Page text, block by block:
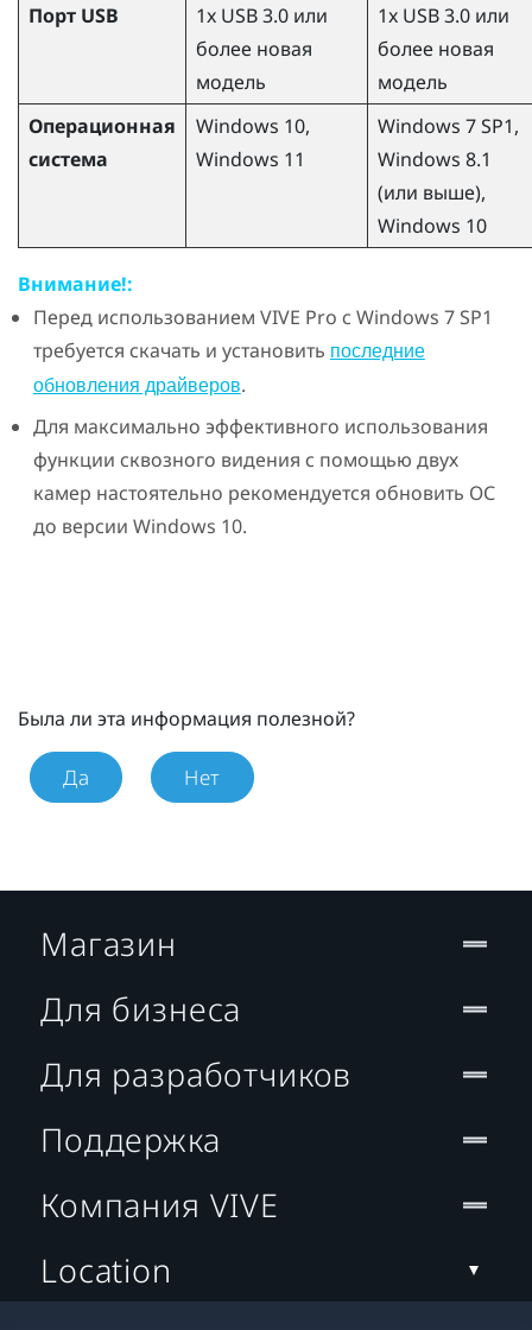
Порт USB
1x USB 3.0 или
более новая
модель
1x USB 3.0 или
более новая
модель
Операционная
система
Windows 10,
Windows 11
Windows 7 SP1,
Windows 8.1
(или выше),
Windows 10
Внимание!:
Перед использованием VIVE Pro с Windows 7 SP1
требуется скачать и установить последние
обновления драйверов.
Для максимально эффективного использования
функции сквозного видения с помощью двух
камер настоятельно рекомендуется обновить ОС
до версии Windows 10.
Была ли эта информация полезной?
Да Нет
Магазин
Для бизнеса
Для разработчиков
Поддержка
Компания VIVE
Location